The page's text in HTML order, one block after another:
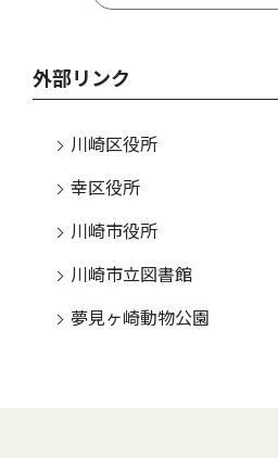
外部リンク
川崎区役所
幸区役所
川崎市役所
川崎市立図書館
夢見ヶ崎動物公園